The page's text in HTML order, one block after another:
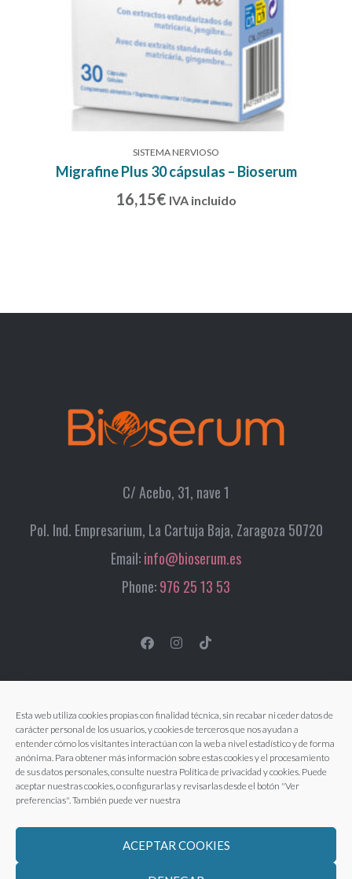
Esta web utiliza cookies propias con finalidad técnica, sin recabar ni ceder datos de
carácter personal de los usuarios, y cookies de terceros que nos ayudan a
entender cómo los visitantes interactúan con la web a nivel estadístico y de forma
anónima. Para obtener más información sobre estas cookies y el procesamiento
de sus datos personales, consulte nuestra Política de privacidad y cookies. Puede
aceptar nuestras cookies, o configurarlas y revisarlas desde el botón "Ver
preferencias". También puede ver nuestra
ACEPTAR COOKIES
SISTEMA NERVIOSO
Migrafine Plus 30 cápsulas – Bioserum
16,15€ IVA incluido
C/ Acebo, 31, nave 1
Pol. Ind. Empresarium, La Cartuja Baja, Zaragoza 50720
Email:info@bioserum.es
Phone:976 25 13 53